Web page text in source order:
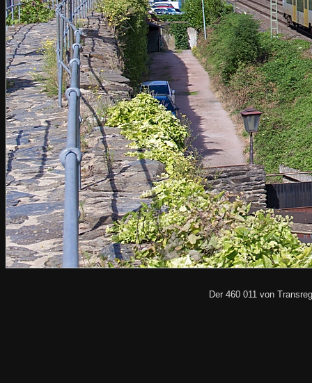
Der 460 011 von